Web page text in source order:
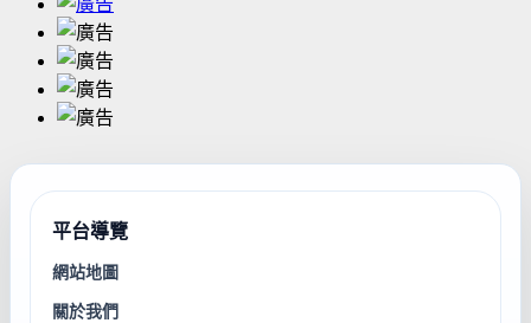
平台導覽
網站地圖
關於我們